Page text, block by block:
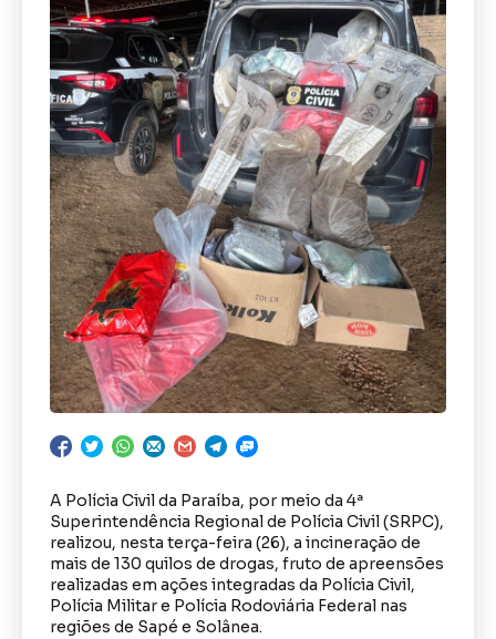
A Polícia Civil da Paraíba, por meio da 4ª
Superintendência Regional de Polícia Civil (SRPC),
realizou, nesta terça-feira (26), a incineração de
mais de 130 quilos de drogas, fruto de apreensões
realizadas em ações integradas da Polícia Civil,
Polícia Militar e Polícia Rodoviária Federal nas
regiões de Sapé e Solânea.